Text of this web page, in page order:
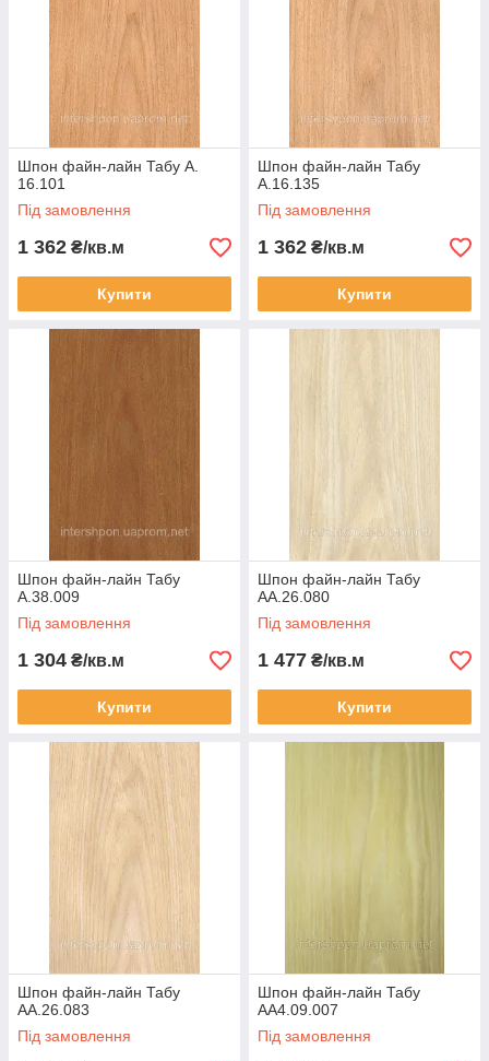
Шпон файн-лайн Табу A.
16.101
Під замовлення
1 362 ₴/кв.м
Купити
Шпон файн-лайн Табу
A.16.135
Під замовлення
1 362 ₴/кв.м
Купити
Шпон файн-лайн Табу
A.38.009
Під замовлення
1 304 ₴/кв.м
Купити
Шпон файн-лайн Табу
AA.26.080
Під замовлення
1 477 ₴/кв.м
Купити
Шпон файн-лайн Табу
AA.26.083
Під замовлення
Шпон файн-лайн Табу
AA4.09.007
Під замовлення